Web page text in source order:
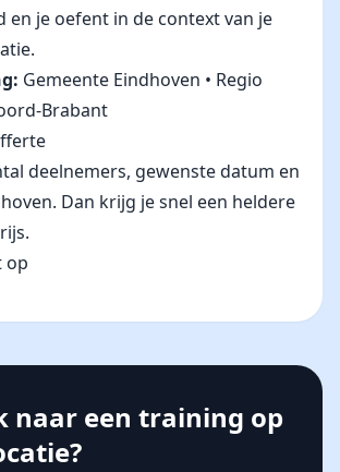
en je oefent in de context van je
Gemeente Eindhoven • Regio
Brabant
deelnemers, gewenste datum en
Dan krijg je snel een heldere
op
naar een training op